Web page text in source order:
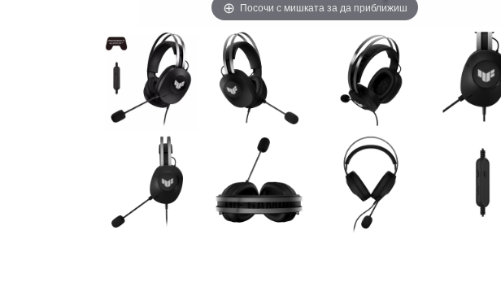
Посочи с мишката за да приближиш